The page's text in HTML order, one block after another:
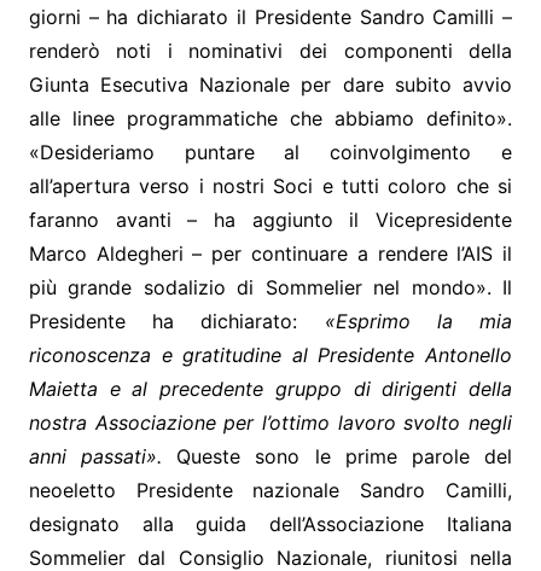
giorni – ha dichiarato il Presidente Sandro Camilli –
renderò noti i nominativi dei componenti della
Giunta Esecutiva Nazionale per dare subito avvio
alle linee programmatiche che abbiamo definito».
«Desideriamo puntare al coinvolgimento e
all’apertura verso i nostri Soci e tutti coloro che si
faranno avanti – ha aggiunto il Vicepresidente
Marco Aldegheri – per continuare a rendere l’AIS il
più grande sodalizio di Sommelier nel mondo». Il
Presidente ha dichiarato: «Esprimo la mia
riconoscenza e gratitudine al Presidente Antonello
Maietta e al precedente gruppo di dirigenti della
nostra Associazione per l’ottimo lavoro svolto negli
anni passati». Queste sono le prime parole del
neoeletto Presidente nazionale Sandro Camilli,
designato alla guida dell’Associazione Italiana
Sommelier dal Consiglio Nazionale, riunitosi nella